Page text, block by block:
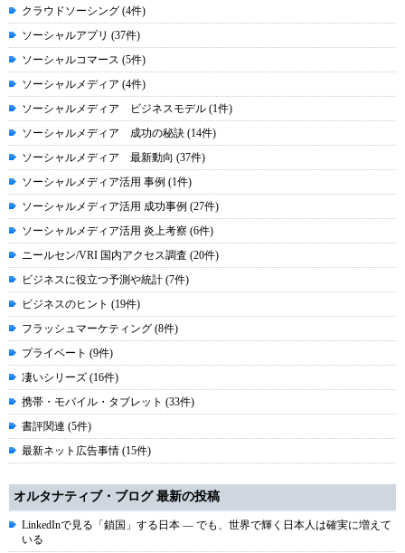
クラウドソーシング (4件)
ソーシャルアプリ (37件)
ソーシャルコマース (5件)
ソーシャルメディア (4件)
ソーシャルメディア ビジネスモデル (1件)
ソーシャルメディア 成功の秘訣 (14件)
ソーシャルメディア 最新動向 (37件)
ソーシャルメディア活用 事例 (1件)
ソーシャルメディア活用 成功事例 (27件)
ソーシャルメディア活用 炎上考察 (6件)
ニールセン/VRI 国内アクセス調査 (20件)
ビジネスに役立つ予測や統計 (7件)
ビジネスのヒント (19件)
フラッシュマーケティング (8件)
プライベート (9件)
凄いシリーズ (16件)
携帯・モバイル・タブレット (33件)
書評関連 (5件)
最新ネット広告事情 (15件)
オルタナティブ・ブログ 最新の投稿
LinkedInで見る「鎖国」する日本 ― でも、世界で輝く日本人は確実に増えて
いる